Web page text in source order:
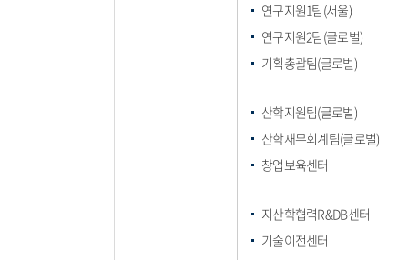
연구지원1팀(서울)
연구지원2팀(글로벌)
기획총괄팀(글로벌)
산학지원팀(글로벌)
산학재무회계팀(글로벌)
창업보육센터
지산학협력R&DB센터
기술이전센터